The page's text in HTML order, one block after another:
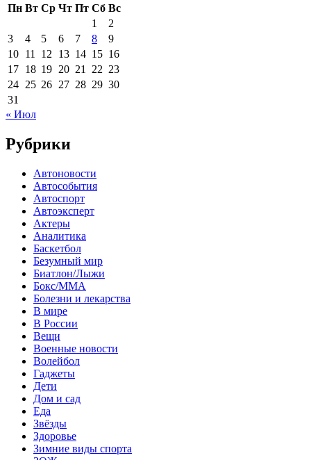
Пн Вт Ср Чт Пт Сб Вс
1
2
3
4 5 6 7 8
9
10 11 12 13 14 15 16
17 18 19 20 21 22 23
24 25 26 27 28 29 30
31
« Июл
Рубрики
Автоновости
Автособытия
Автоспорт
Автоэксперт
Актеры
Аналитика
Баскетбол
Безумный мир
Биатлон/Лыжи
Бокс/MMA
Болезни и лекарства
В мире
В России
Вещи
Военные новости
Волейбол
Гаджеты
Дети
Дом и сад
Еда
Звёзды
Здоровье
Зимние виды спорта